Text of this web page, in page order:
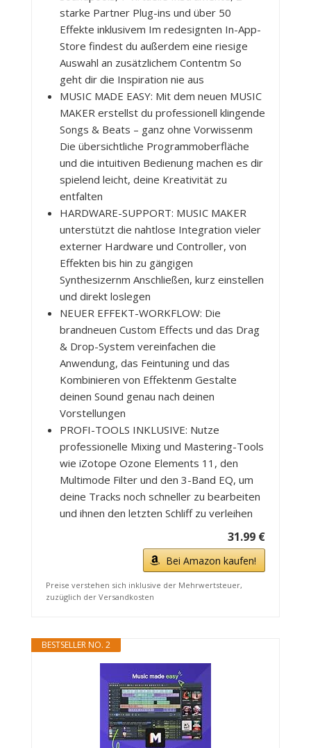
starke Partner Plug-ins und über 50
Effekte inklusivem Im redesignten In-App-
Store findest du außerdem eine riesige
Auswahl an zusätzlichem Contentm So
geht dir die Inspiration nie aus
MUSIC MADE EASY: Mit dem neuen MUSIC
MAKER erstellst du professionell klingende
Songs & Beats – ganz ohne Vorwissenm
Die übersichtliche Programmoberfläche
und die intuitiven Bedienung machen es dir
spielend leicht, deine Kreativität zu
entfalten
HARDWARE-SUPPORT: MUSIC MAKER
unterstützt die nahtlose Integration vieler
externer Hardware und Controller, von
Effekten bis hin zu gängigen
Synthesizernm Anschließen, kurz einstellen
und direkt loslegen
NEUER EFFEKT-WORKFLOW: Die
brandneuen Custom Effects und das Drag
& Drop-System vereinfachen die
Anwendung, das Feintuning und das
Kombinieren von Effektenm Gestalte
deinen Sound genau nach deinen
Vorstellungen
PROFI-TOOLS INKLUSIVE: Nutze
professionelle Mixing und Mastering-Tools
wie iZotope Ozone Elements 11, den
Multimode Filter und den 3-Band EQ, um
deine Tracks noch schneller zu bearbeiten
und ihnen den letzten Schliff zu verleihen
31.99 €
Bei Amazon kaufen!
Preise verstehen sich inklusive der Mehrwertsteuer,
zuzüglich der Versandkosten
BESTSELLER NO. 2